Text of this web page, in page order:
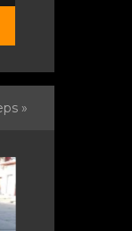
»